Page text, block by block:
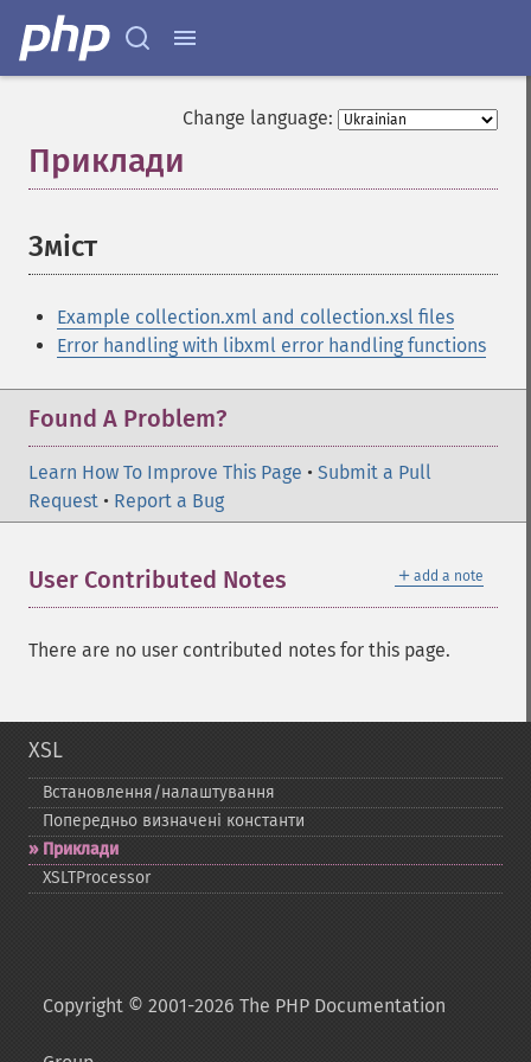
Change language:
Приклади
Зміст
Example collection.xml and collection.xsl files
Error handling with libxml error handling functions
Found A Problem?
Learn How To Improve This Page • Submit a Pull
Request • Report a Bug
＋ add a note
User Contributed Notes
There are no user contributed notes for this page.
XSL
Встановлення/налаштування
Попередньо визначені константи
Приклади
XSLTProcessor
Copyright © 2001-2026 The PHP Documentation